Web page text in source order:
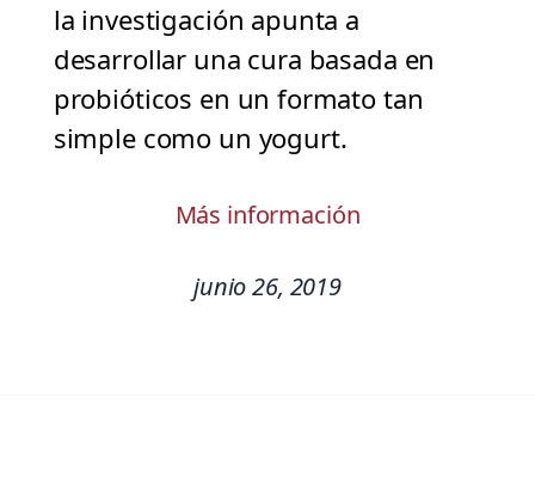
la investigación apunta a
desarrollar una cura basada en
probióticos en un formato tan
simple como un yogurt.
Más información
junio 26, 2019